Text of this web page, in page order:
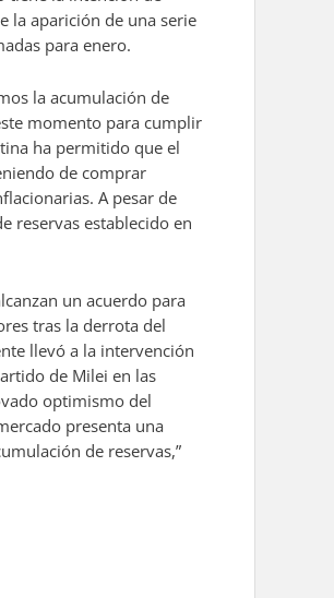
la aparición de una serie
para enero.
la acumulación de
momento para cumplir
ha permitido que el
de comprar
A pesar de
reservas establecido en
un acuerdo para
tras la derrota del
llevó a la intervención
de Milei en las
optimismo del
presenta una
de reservas,”